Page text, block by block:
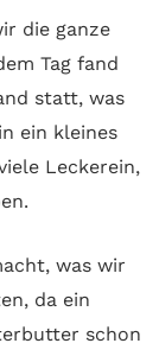
die ganze
Tag fand
statt, was
ein kleines
Leckerein,
was wir
da ein
schon